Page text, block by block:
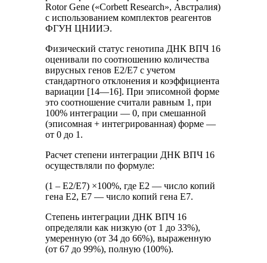
Rotor Gene («Corbett Research», Австралия)
с использованием комплектов реагентов
ФГУН ЦНИИЭ.
Физический статус генотипа ДНК ВПЧ 16
оценивали по соотношению количества
вирусных генов Е2/Е7 с учетом
стандартного отклонения и коэффициента
вариации [14—16]. При эписомной форме
это соотношение считали равным 1, при
100% интеграции — 0, при смешанной
(эписомная + интегрированная) форме —
от 0 до 1.
Расчет степени интеграции ДНК ВПЧ 16
осуществляли по формуле:
(1 – Е2/Е7) ×100%, где Е2 — число копий
гена Е2, Е7 — число копий гена Е7.
Степень интеграции ДНК ВПЧ 16
определяли как низкую (от 1 до 33%),
умеренную (от 34 до 66%), выраженную
(от 67 до 99%), полную (100%).